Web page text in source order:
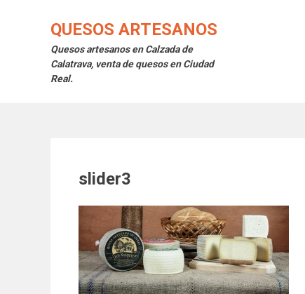
QUESOS ARTESANOS
Quesos artesanos en Calzada de
Calatrava, venta de quesos en Ciudad
Real.
slider3